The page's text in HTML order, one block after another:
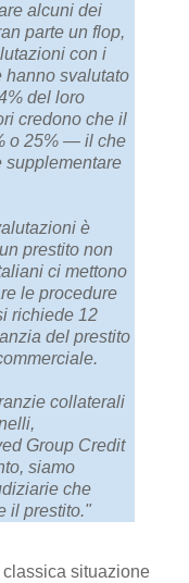
alcuni dei
parte un flop,
con i
hanno svalutato
del loro
credono che il
o 25% — il che
supplementare
è
prestito non
ci mettono
le procedure
richiede 12
del prestito
collaterali
Group Credit
siamo
che
il prestito."
classica situazione